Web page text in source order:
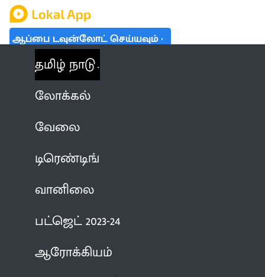
ஆப்பை டவுன்லோட் செய்யவும்
தமிழ் நாடு
லோக்கல்
வேலை
டிரெண்டிங்
வானிலை
பட்ஜெட் 2023-24
ஆரோக்கியம்